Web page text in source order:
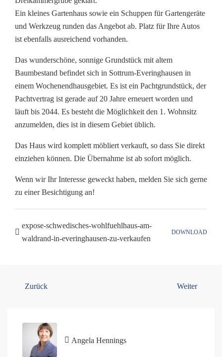
Ein kleines Gartenhaus sowie ein Schuppen für Gartengeräte
und Werkzeug runden das Angebot ab. Platz für Ihre Autos
ist ebenfalls ausreichend vorhanden.
Das wunderschöne, sonnige Grundstück mit altem
Baumbestand befindet sich in Sottrum-Everinghausen in
einem Wochenendhausgebiet. Es ist ein Pachtgrundstück, der
Pachtvertrag ist gerade auf 20 Jahre erneuert worden und
läuft bis 2044. Es besteht die Möglichkeit den 1. Wohnsitz
anzumelden, dies ist in diesem Gebiet üblich.
Das Haus wird komplett möbliert verkauft, so dass Sie direkt
einziehen können. Die Übernahme ist ab sofort möglich.
Wenn wir Ihr Interesse geweckt haben, melden Sie sich gerne
zu einer Besichtigung an!
expose-schwedisches-wohlfuehlhaus-am-
waldrand-in-everinghausen-zu-verkaufen
DOWNLOAD
Zurück Weiter
Angela Hennings